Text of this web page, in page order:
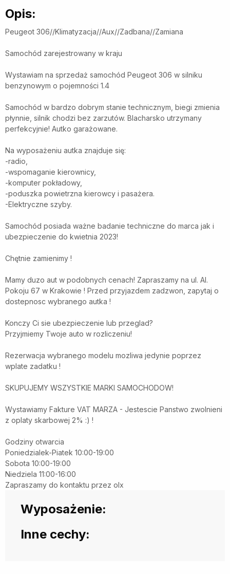
Opis:
Peugeot 306//Klimatyzacja//Aux//Zadbana//Zamiana
Samochód zarejestrowany w kraju
Wystawiam na sprzedaż samochód Peugeot 306 w silniku
benzynowym o pojemności 1.4
Samochód w bardzo dobrym stanie technicznym, biegi zmienia
płynnie, silnik chodzi bez zarzutów. Blacharsko utrzymany
perfekcyjnie! Autko garażowane.
Na wyposażeniu autka znajduje się:
-radio,
-wspomaganie kierownicy,
-komputer pokładowy,
-poduszka powietrzna kierowcy i pasażera.
-Elektryczne szyby.
Samochód posiada ważne badanie techniczne do marca jak i
ubezpieczenie do kwietnia 2023!
Chętnie zamienimy !
Mamy duzo aut w podobnych cenach! Zapraszamy na ul. Al.
Pokoju 67 w Krakowie ! Przed przyjazdem zadzwon, zapytaj o
dostepnosc wybranego autka !
Konczy Ci sie ubezpieczenie lub przeglad?
Przyjmiemy Twoje auto w rozliczeniu!
Rezerwacja wybranego modelu mozliwa jedynie poprzez
wplate zadatku !
SKUPUJEMY WSZYSTKIE MARKI SAMOCHODOW!
Wystawiamy Fakture VAT MARZA - Jestescie Panstwo zwolnieni
z oplaty skarbowej 2% :) !
Godziny otwarcia
Poniedzialek-Piatek 10:00-19:00
Sobota 10:00-19:00
Niedziela 11:00-16:00
Zapraszamy do kontaktu przez olx
Wyposażenie:
Inne cechy: